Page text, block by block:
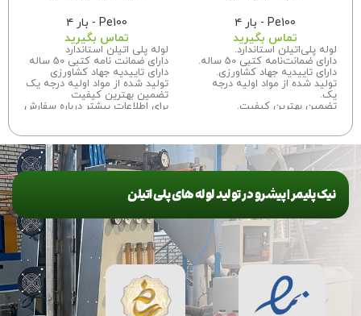
Pe100 - بار ۴
تماس بگیرید
لوله پلی‌اتیلن استاندارد.
دارای ضمانت‌نامه کتبی 50 ساله.
دارای تاییدیه جهاد کشاورزی.
تولید شده از مواد اولیه درجه
یک.
تضمین بهترین کیفیت.
Pe100 - بار ۴
تماس بگیرید
لوله پلی اتیلن استاندارد
دارای ضمانت نامه کتبی 50 ساله
دارای تاییدیه جهاد کشاورزی
تولید شده از مواد اولیه درجه یک
تضمین بهترین کیفیت
برای اطلاعات بیشتر درباره سفارش
نیک پلیمر | پیشرو در تولید لوله های پلی اتیلن